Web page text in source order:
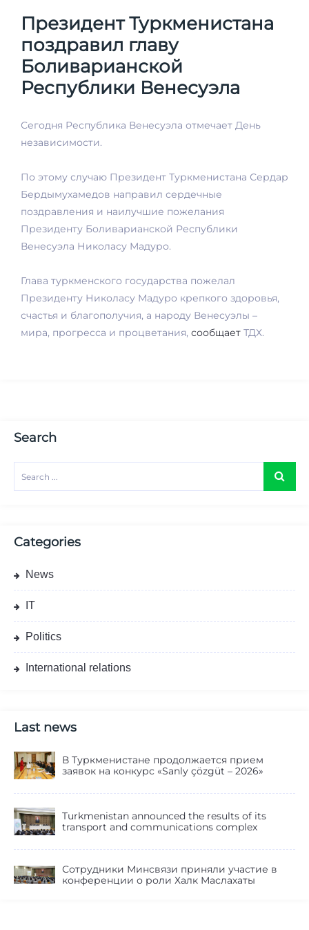
Президент Туркменистана
поздравил главу
Боливарианской
Республики Венесуэла
Сегодня Республика Венесуэла отмечает День
независимости.
По этому случаю Президент Туркменистана Сердар
Бердымухамедов направил сердечные
поздравления и наилучшие пожелания
Президенту Боливарианской Республики
Венесуэла Николасу Мадуро.
Глава туркменского государства пожелал
Президенту Николасу Мадуро крепкого здоровья,
счастья и благополучия, а народу Венесуэлы –
мира, прогресса и процветания, сообщает ТДХ.
Search
Categories
News
IT
Politics
International relations
Last news
В Туркменистане продолжается прием
заявок на конкурс «Sanly çözgüt – 2026»
Turkmenistan announced the results of its
transport and communications complex
Сотрудники Минсвязи приняли участие в
конференции о роли Халк Маслахаты